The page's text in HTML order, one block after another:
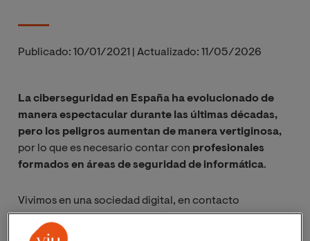
Publicado: 10/01/2021 Actualizado: 11/05/2026
La ciberseguridad en España ha evolucionado de
manera espectacular durante las últimas décadas,
pero los peligros aumentan de manera vertiginosa,
por lo que es necesario contar con profesionales
formados en áreas de seguridad de informática.
Vivimos en una sociedad digital, en contacto
permanente con la tecnología, tanto a nivel personal
como profesional. Los beneficios que esta ofrece a las